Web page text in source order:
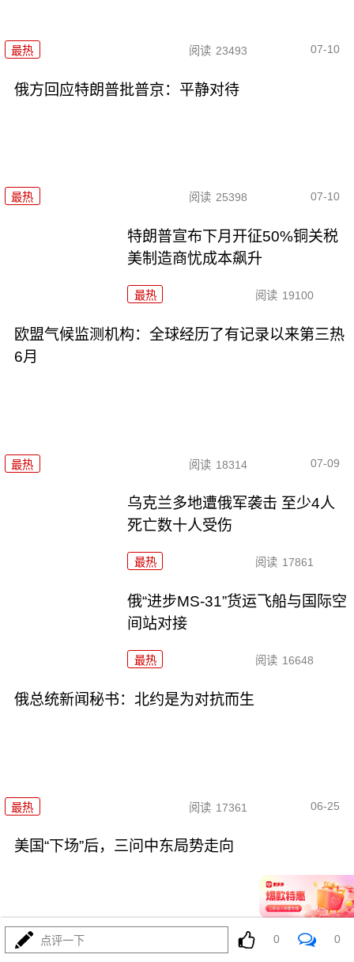
最热 阅读 23493 07-10
俄方回应特朗普批普京：平静对待
最热 阅读 25398 07-10
特朗普宣布下月开征50%铜关税
美制造商忧成本飙升
最热 阅读 19100
欧盟气候监测机构：全球经历了有记录以来第三热
6月
最热 阅读 18314 07-09
乌克兰多地遭俄军袭击 至少4人
死亡数十人受伤
最热 阅读 17861
俄“进步MS-31”货运飞船与国际空
间站对接
最热 阅读 16648
俄总统新闻秘书：北约是为对抗而生
最热 阅读 17361 06-25
美国“下场”后，三问中东局势走向
最热 阅读 49650
点评一下 0 0